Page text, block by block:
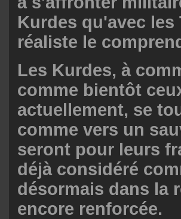
Kurdes qu'avec
réaliste le
Les Kurdes, à
comme bientôt
actuellement, se
comme vers un
seront pour leurs
déjà considéré
désormais dans la
encore renforcée.